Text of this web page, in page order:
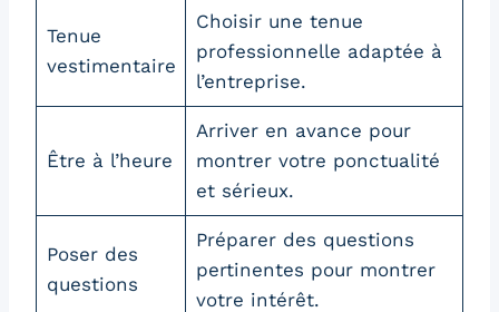
Tenue
vestimentaire
Choisir une tenue
professionnelle adaptée à
l’entreprise.
Être à l’heure
Arriver en avance pour
montrer votre ponctualité
et sérieux.
Poser des
questions
Préparer des questions
pertinentes pour montrer
votre intérêt.